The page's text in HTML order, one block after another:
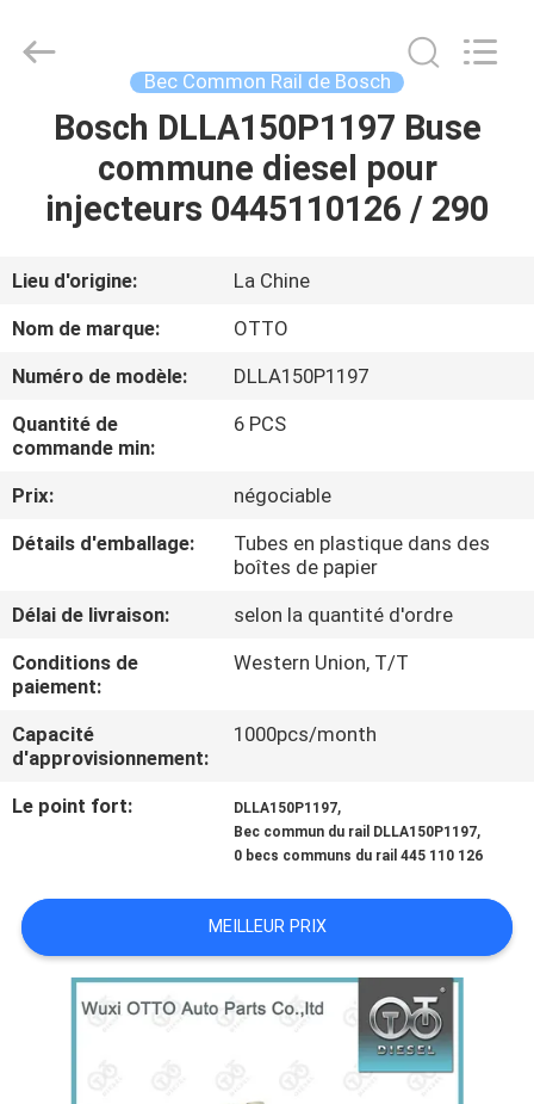
MAISON
PRODUITS
À
DE
NOUS
VISITE
DE
CONTRÔLE
QUALITÉ
NOUVELLES
OTTO
AUTO
Bec Common Rail de Bosch
Bosch DLLA150P1197 Buse
commune diesel pour
injecteurs 0445110126 / 290
Lieu d'origine:
La Chine
Nom de marque:
OTTO
Numéro de modèle:
DLLA150P1197
Quantité de
commande min:
6 PCS
Prix:
négociable
Détails d'emballage:
Tubes en plastique dans des
boîtes de papier
Délai de livraison:
selon la quantité d'ordre
Conditions de
paiement:
Western Union, T/T
Capacité
d'approvisionnement:
1000pcs/month
Le point fort: DLLA150P1197,
Bec commun du rail DLLA150P1197,
0 becs communs du rail 445 110 126
MEILLEUR PRIX